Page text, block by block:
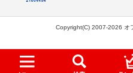
Copyright(C) 2007-2026 オ